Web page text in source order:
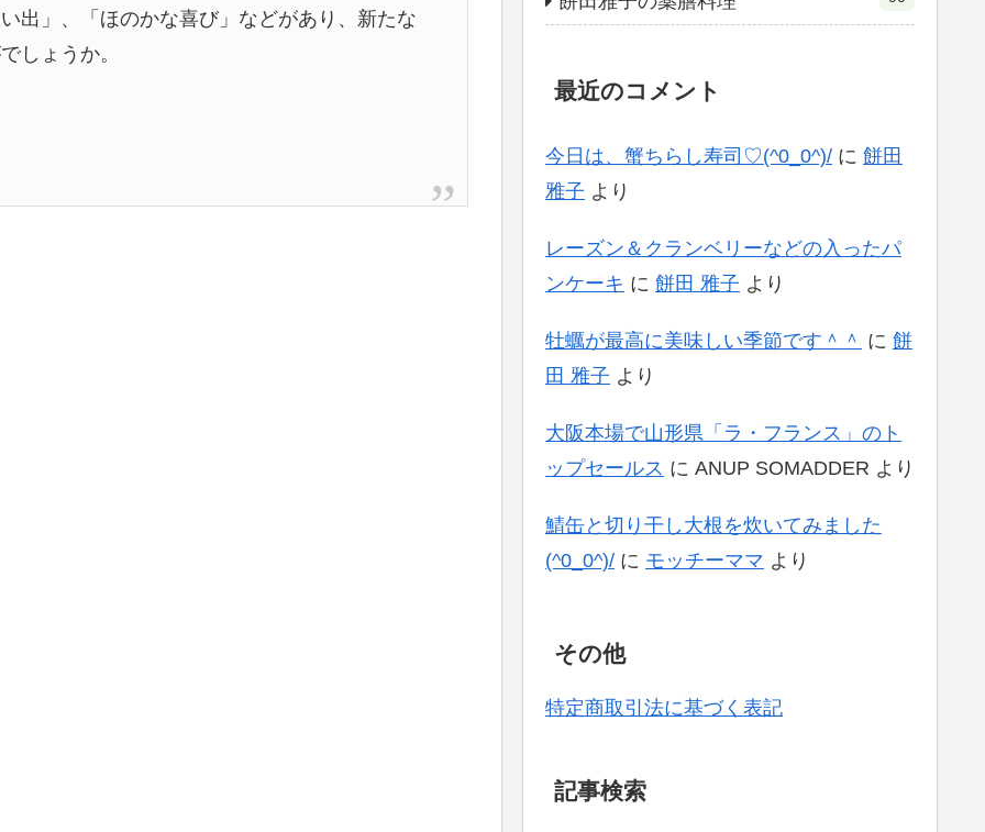
出」、「ほのかな喜び」などがあり、新たな
しょうか。
最近のコメント
今日は、蟹ちらし寿司♡(^0_0^)/ に 餅田
雅子 より
レーズン＆クランベリーなどの入ったパ
ンケーキ に 餅田 雅子 より
牡蠣が最高に美味しい季節です＾＾ に 餅
田 雅子 より
大阪本場で山形県「ラ・フランス」のト
ップセールス に ANUP SOMADDER より
鯖缶と切り干し大根を炊いてみました
(^0_0^)/ に モッチーママ より
その他
特定商取引法に基づく表記
記事検索